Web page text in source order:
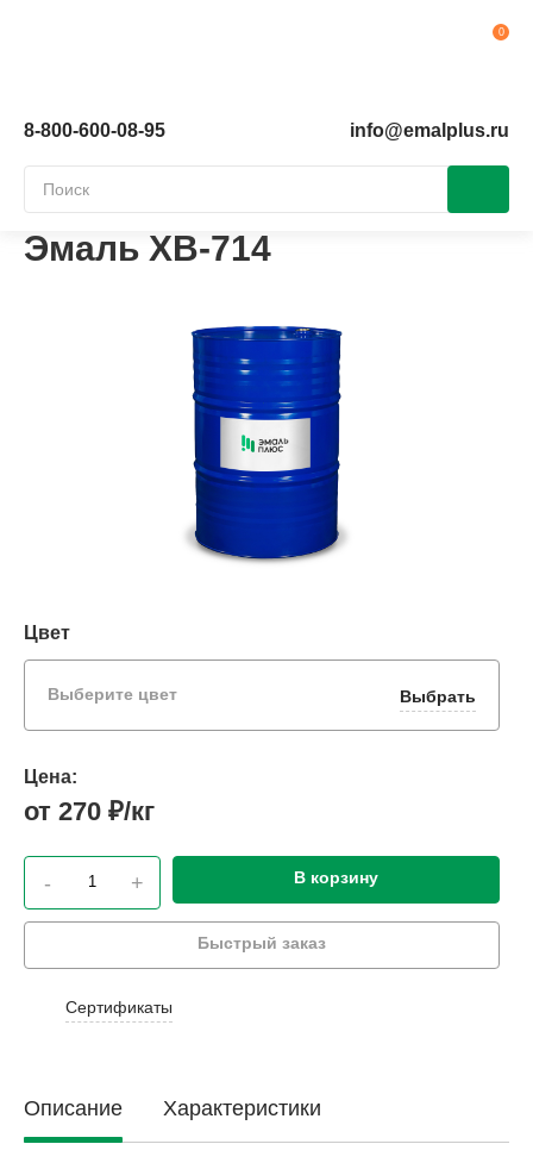
8-800-600-08-95 info@emalplus.ru
Эмаль ХВ-714
Цвет
Выберите цвет Выбрать
Цена:
от 270 ₽/кг
- + В корзину
Быстрый заказ
Сертификаты
Описание Характеристики